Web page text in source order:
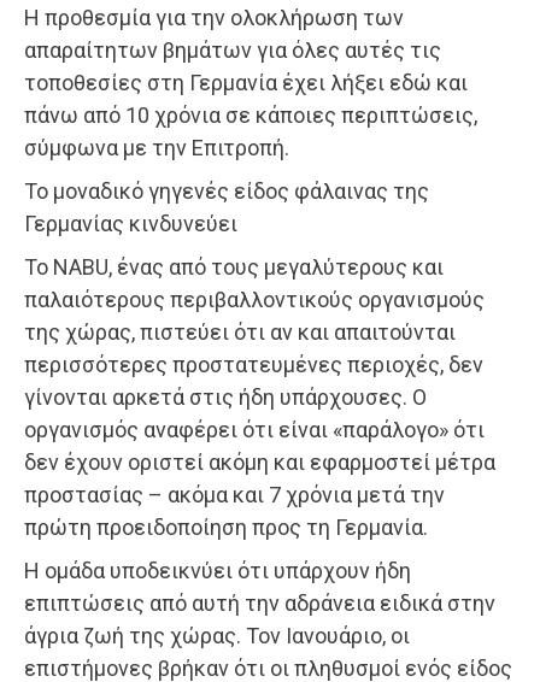
Η προθεσμία για την ολοκλήρωση των
απαραίτητων βημάτων για όλες αυτές τις
τοποθεσίες στη Γερμανία έχει λήξει εδώ και
πάνω από 10 χρόνια σε κάποιες περιπτώσεις,
σύμφωνα με την Επιτροπή.
Το μοναδικό γηγενές είδος φάλαινας της
Γερμανίας κινδυνεύει
Το NABU, ένας από τους μεγαλύτερους και
παλαιότερους περιβαλλοντικούς οργανισμούς
της χώρας, πιστεύει ότι αν και απαιτούνται
περισσότερες προστατευμένες περιοχές, δεν
γίνονται αρκετά στις ήδη υπάρχουσες. Ο
οργανισμός αναφέρει ότι είναι «παράλογο» ότι
δεν έχουν οριστεί ακόμη και εφαρμοστεί μέτρα
προστασίας – ακόμα και 7 χρόνια μετά την
πρώτη προειδοποίηση προς τη Γερμανία.
Η ομάδα υποδεικνύει ότι υπάρχουν ήδη
επιπτώσεις από αυτή την αδράνεια ειδικά στην
άγρια ζωή της χώρας. Τον Ιανουάριο, οι
επιστήμονες βρήκαν ότι οι πληθυσμοί ενός είδος